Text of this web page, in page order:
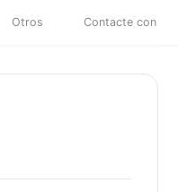
Otros Contacte con